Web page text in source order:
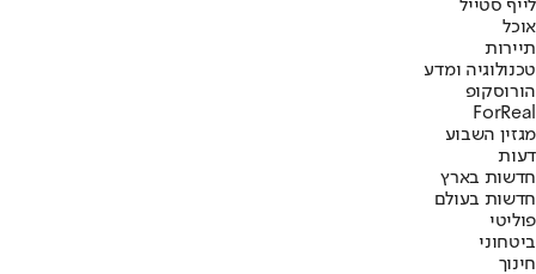
לייף סטייל
אוכל
תיירות
טכנולוגיה ומדע
הורוסקופ
ForReal
מגזין השבוע
דעות
חדשות בארץ
חדשות בעולם
פוליטי
ביטחוני
חינוך